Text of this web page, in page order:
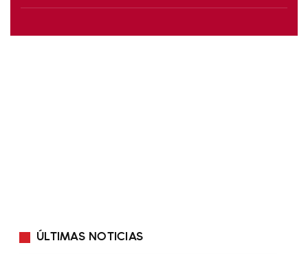
ÚLTIMAS NOTICIAS